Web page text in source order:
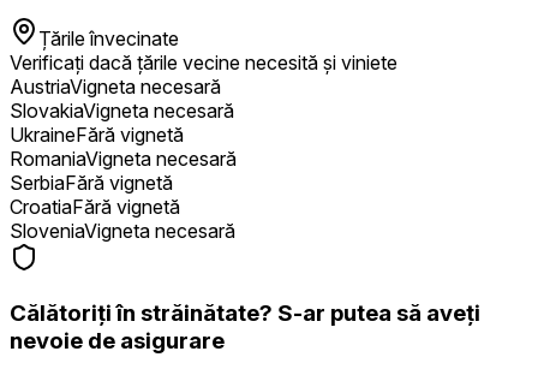
Țările învecinate
Verificați dacă țările vecine necesită și viniete
AustriaVigneta necesară
SlovakiaVigneta necesară
UkraineFără vignetă
RomaniaVigneta necesară
SerbiaFără vignetă
CroatiaFără vignetă
SloveniaVigneta necesară
Călătoriți în străinătate? S-ar putea să aveți
nevoie de asigurare